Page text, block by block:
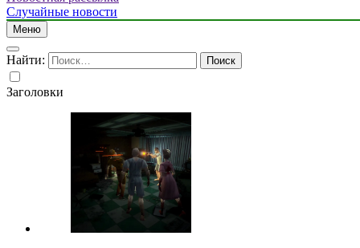
Случайные новости
Меню
Найти:
Заголовки